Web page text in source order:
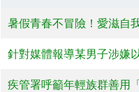
暑假青春不冒險！愛滋自
針對媒體報導某男子涉嫌
疾管署呼籲年輕族群善用